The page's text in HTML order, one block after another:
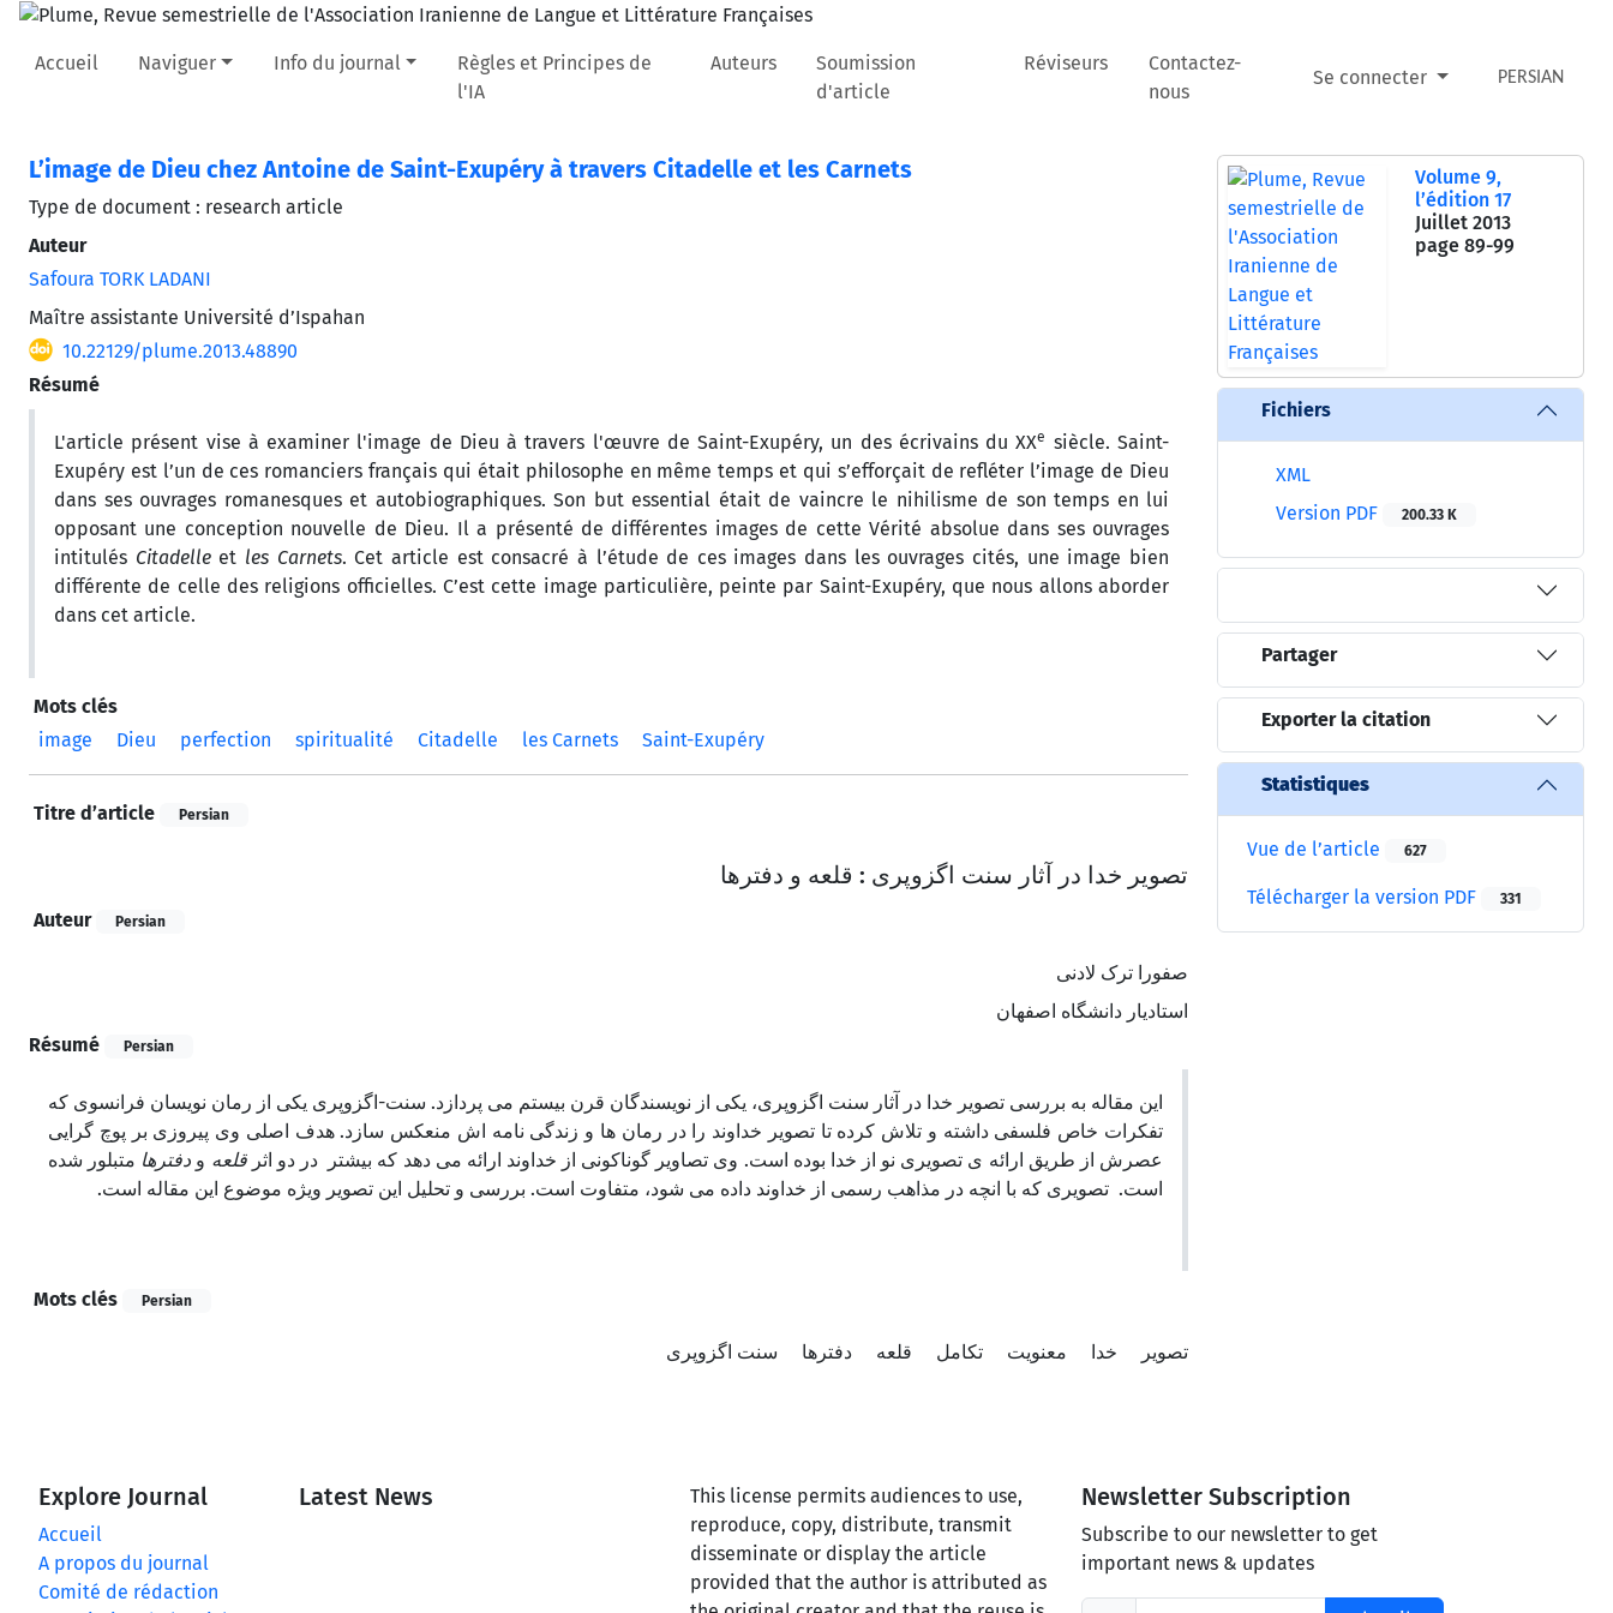
Accueil Naviguer Info du journal
Règles et Principes de
l'IA
Auteurs
Soumission
d'article
Réviseurs
Contactez-
nous
Se connecter PERSIAN
L’image de Dieu chez Antoine de Saint-Exupéry à travers Citadelle et les Carnets
Type de document : research article
Auteur
Safoura TORK LADANI
Maître assistante Université d’Ispahan
10.22129/plume.2013.48890
Résumé
L'article présent vise à examiner l'image de Dieu à travers l'œuvre de Saint-Exupéry, un des écrivains du XXe siècle. Saint-
Exupéry est l’un de ces romanciers français qui était philosophe en même temps et qui s’efforçait de refléter l’image de Dieu
dans ses ouvrages romanesques et autobiographiques. Son but essential était de vaincre le nihilisme de son temps en lui
opposant une conception nouvelle de Dieu. Il a présenté de différentes images de cette Vérité absolue dans ses ouvrages
intitulés Citadelleet les Carnets. Cet article est consacré à l’étude de ces images dans les ouvrages cités, une image bien
différente de celle des religions officielles. C’est cette image particulière, peinte par Saint-Exupéry, que nous allons aborder
dans cet article.
Mots clés
image
Dieu perfection spiritualité Citadelle les Carnets Saint-Exupéry
Titre d’article Persian
تصویر خدا در آثار سنت اگزوپری : قلعه و دفترها
Auteur Persian
صفورا ترک لادنی
استادیار دانشگاه اصفهان
Résumé
Persian
این مقاله به بررسی تصویر خدا در آثار سنت اگزوپری، یکی از نویسندگان قرن بیستم می پردازد. سنت-اگزوپری یکی از رمان نویسان فرانسوی که
تفکرات خاص فلسفی داشته و تلاش کرده تا تصویر خداوند را در رمان ها و زندگی نامه اش منعکس سازد. هدف اصلی وی پیروزی بر پوچ گرایی
عصرش از طریق ارائه ی تصویری نو از خدا بوده است. وی تصاویر گوناکونی از خداوند ارائه می دهد که بیشتر در دو اثرقلعه و دفترها متبلور شده
است. تصویری که با انچه در مذاهب رسمی از خداوند داده می شود، متفاوت است. بررسی و تحلیل این تصویر ویژه موضوع این مقاله است.
Mots clés Persian
تصویر خدا معنویت تکامل قلعه دفترها سنت اگزوپری
Volume 9,
l’édition 17
Juillet 2013
page 89-99
Fichiers
XML
Version PDF
200.33 K
Partager
Exporter la citation
Statistiques
Vue de l’article 627
Télécharger la version PDF 331
Explore Journal
Accueil
A propos du journal
Comité de rédaction
Latest News
This license permits audiences to use,
reproduce, copy, distribute, transmit
disseminate or display the article
provided that the author is attributed as
Newsletter Subscription
Subscribe to our newsletter to get
important news & updates